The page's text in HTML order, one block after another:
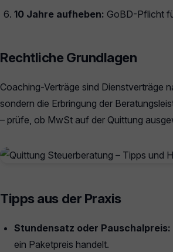
10 Jahre aufheben: GoBD-Pflicht
Rechtliche Grundlagen
Coaching-Verträge sind Dienstverträge
sondern die Erbringung der
– prüfe, ob MwSt auf der Quittung
Tipps aus der Praxis
Stundensatz oder Pauschalpreis:
ein Paketpreis handelt.